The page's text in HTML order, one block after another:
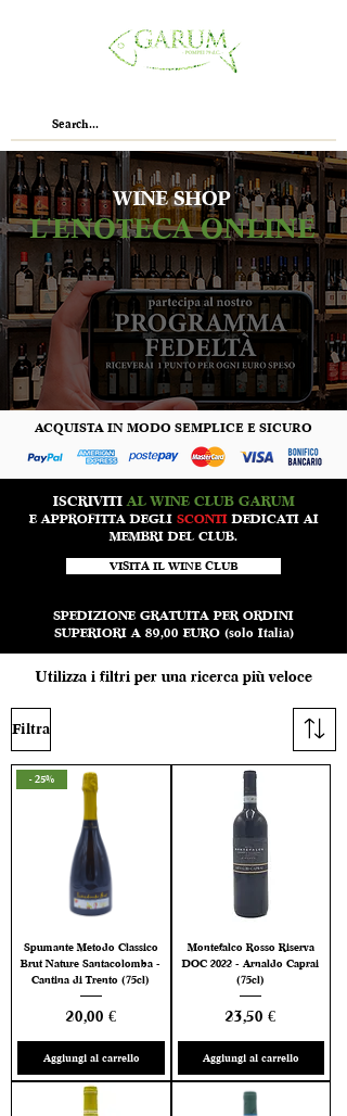
WINE SHOP
L'ENOTECA ONLINE
ACQUISTA IN MODO SEMPLICE E SICURO
ISCRIVITIAL WINE CLUB GARUM
E APPROFITTA DEGLI SCONTIDEDICATI AI
MEMBRI DEL CLUB.
VISITA IL WINE CLUB
SPEDIZIONE GRATUITA PER ORDINI
SUPERIORI A 89,00 EURO (solo Italia)
Utilizza i filtri per una ricerca più veloce
Filtra
- 25%
Spumante Metodo Classico
Brut Nature Santacolomba -
Cantina di Trento (75cl)
Prezzo
20,00 €
Aggiungi al carrello
Montefalco Rosso Riserva
DOC 2022 - Arnaldo Caprai
(75cl)
Prezzo
23,50 €
Aggiungi al carrello